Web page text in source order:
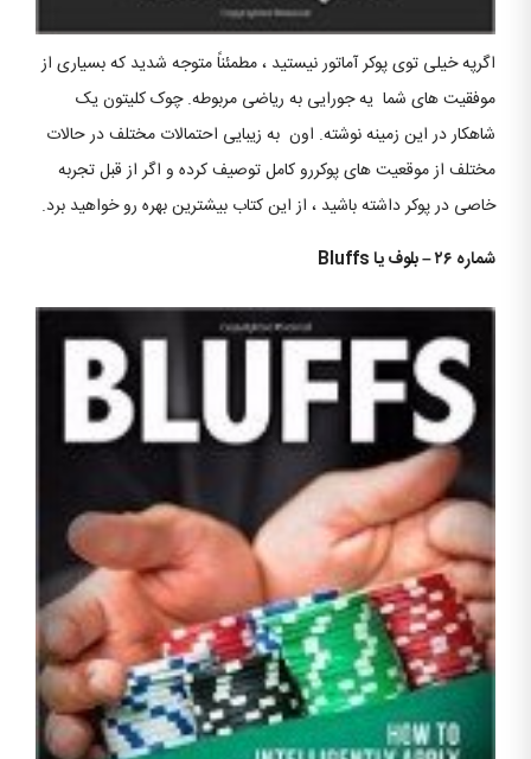
اگرپه خیلی توی پوکر آماتور نیستید ، مطمئناً متوجه شدید که بسیاری از
موفقیت های شما یه جورایی به ریاضی مربوطه. چوک کلیتون یک
شاهکار در این زمینه نوشته. اون به زیبایی احتمالات مختلف در حالات
مختلف از موقعیت های پوکررو کامل توصیف کرده و اگر از قبل تجربه
خاصی در پوکر داشته باشید ، از این کتاب بیشترین بهره رو خواهید برد.
شماره ۲۶
–بلوف یا Bluffs